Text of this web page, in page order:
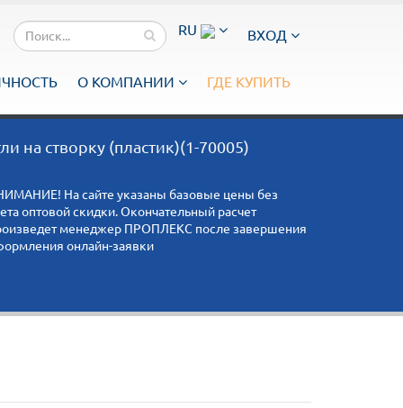
RU ВХОД
О КОМПАНИИ ГДЕ КУПИТЬ
на створку (пластик)(1-70005)
На сайте указаны базовые цены без
оптовой скидки. Окончательный расчет
менеджер ПРОПЛЕКС после завершения
онлайн-заявки